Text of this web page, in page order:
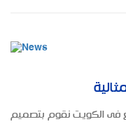
الكويت نقوم بتصميم